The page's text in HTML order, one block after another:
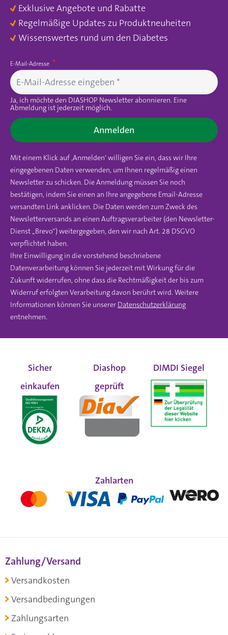
Exklusive Angebote und Rabatte
Regelmäßige Updates zu Produktneuheiten
Wissenswertes rund um den Diabetes
E-Mail-Adresse
Ja, ich möchte den DIASHOP Newsletter abonnieren. Eine
Abmeldung ist jederzeit möglich.
Anmelden
Mit einem Klick auf ‚Anmelden‘ willigen Sie ein, dass wir Ihre
eingegebenen Daten verwenden, um Ihnen regelmäßig einen
Newsletter zu schicken. Die Anmeldung müssen Sie noch
bestätigen, indem Sie einen an Ihre angegebene Email-Adresse
versandten Link anklicken. Die Daten werden zum Zweck des
Newsletterversands an einen Auftragsverarbeiter (den Newsletter-
Dienst „Brevo“) weitergegeben, den wir nach Art. 28 DSGVO
verpflichtet haben.
Ihre Einwilligung in die vorstehend beschriebene
Datenverarbeitung können Sie jederzeit mit Wirkung für die
Zukunft widerrufen, ohne dass die Rechtmäßigkeit der bis zum
Widerruf erfolgten Verarbeitung davon berührt wird. Weitere
Informationen können Sie unserer Datenschutzerklärung
entnehmen.
Sicher
einkaufen
Diashop
geprüft
DIMDI Siegel
Zahlarten
Zahlung/Versand
Versandkosten
Versandbedingungen
Zahlungsarten